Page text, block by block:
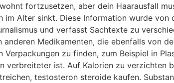
fortzusetzen, aber dein Haarausfall
Alter sinkt. Diese Information wurde von
und verfasst Sachtexte zu
Medikamenten, die ebenfalls von
zu finden, zum Beispiel in
verbreiteter ist. Auf Kalorien zu verzichten
testosteron steroide kaufen.